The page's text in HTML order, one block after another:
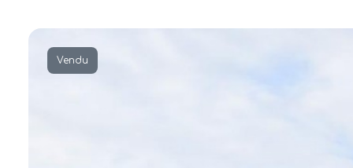
vente
agences
Vendu